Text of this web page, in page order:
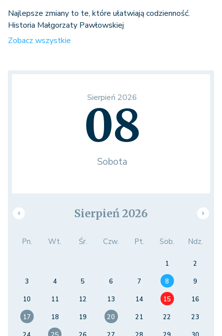
Najlepsze zmiany to te, które ułatwiają codzienność.
Historia Małgorzaty Pawłowskiej
Zobacz wszystkie
Sierpień 2026
08
Sobota
Sierpień 2026
Pn. Wt. Śr. Czw. Pt. Sob. Ndz.
1
2
3
4 5 6 7 8
9
10
11 12 13 14 15
16
17
18 19 20 21 22
23